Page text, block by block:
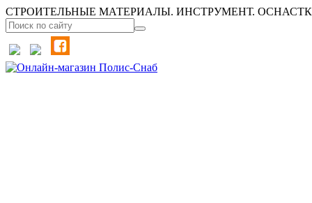
СТРОИТЕЛЬНЫЕ МАТЕРИАЛЫ. ИНСТРУМЕНТ.